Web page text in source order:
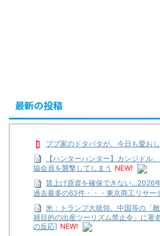
最新の投稿
ブブ家のドタバタが、今日も愛おし
【ハンターハンター】カンジドル
協会員を襲撃してしまう NEW!
賃上げ原資を確保できない…2026
過去最多の63件・・・東京商工リサ
米：トランプ大統領、中国等の「
籍目的の出産ツーリズム禁止令」に署
の反応] NEW!